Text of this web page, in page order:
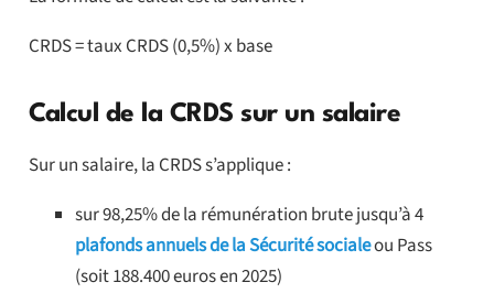
CRDS = taux CRDS (0,5%) x base
Calcul de la CRDS sur un salaire
Sur un salaire, la CRDS s’applique :
sur 98,25% de la rémunération brute jusqu’à 4
plafonds annuels de la Sécurité socialeou Pass
(soit 188.400 euros en 2025)